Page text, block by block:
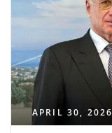
APRIL 30, 2026